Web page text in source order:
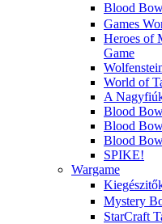
Blood
Games
Heroes of
Game
World of
A
Blood
Blood
Blood
SPIKE!
Wargame
Mystery
StarCraft